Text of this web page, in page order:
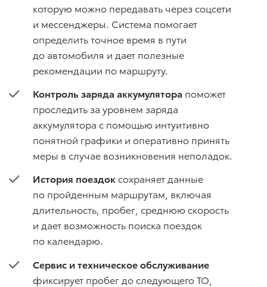
которую можно передавать через соцсети
и мессенджеры. Система помогает
определить точное время в пути
до автомобиля и дает полезные
рекомендации по маршруту.
Контроль заряда аккумулятора поможет
проследить за уровнем заряда
аккумулятора с помощью интуитивно
понятной графики и оперативно принять
меры в случае возникновения неполадок.
История поездоксохраняет данные
по пройденным маршрутам, включая
длительность, пробег, среднюю скорость
и дает возможность поиска поездок
по календарю.
Сервис и техническое обслуживание
фиксирует пробег до следующего ТО,